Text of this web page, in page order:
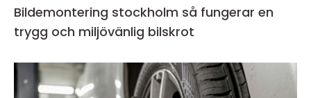
Bildemontering stockholm så fungerar en
trygg och miljövänlig bilskrot